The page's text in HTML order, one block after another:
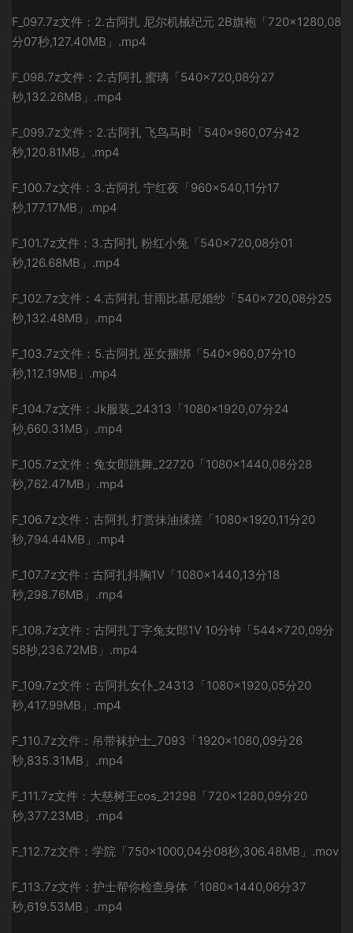
F_097.7z文件：2.古阿扎 尼尔机械纪元 2B旗袍「720×1280,08
分07秒,127.40MB」.mp4
F_098.7z文件：2.古阿扎 蜜璃「540×720,08分27
秒,132.26MB」.mp4
F_099.7z文件：2.古阿扎 飞鸟马时「540×960,07分42
秒,120.81MB」.mp4
F_100.7z文件：3.古阿扎 宁红夜「960×540,11分17
秒,177.17MB」.mp4
F_101.7z文件：3.古阿扎 粉红小兔「540×720,08分01
秒,126.68MB」.mp4
F_102.7z文件：4.古阿扎 甘雨比基尼婚纱「540×720,08分25
秒,132.48MB」.mp4
F_103.7z文件：5.古阿扎 巫女捆绑「540×960,07分10
秒,112.19MB」.mp4
F_104.7z文件：Jk服装_24313「1080×1920,07分24
秒,660.31MB」.mp4
F_105.7z文件：兔女郎跳舞_22720「1080×1440,08分28
秒,762.47MB」.mp4
F_106.7z文件：古阿扎 打赏抹油揉搓「1080×1920,11分20
秒,794.44MB」.mp4
F_107.7z文件：古阿扎抖胸1V「1080×1440,13分18
秒,298.76MB」.mp4
F_108.7z文件：古阿扎丁字兔女郎1V 10分钟「544×720,09分
58秒,236.72MB」.mp4
F_109.7z文件：古阿扎女仆_24313「1080×1920,05分20
秒,417.99MB」.mp4
F_110.7z文件：吊带袜护士_7093「1920×1080,09分26
秒,835.31MB」.mp4
F_111.7z文件：大慈树王cos_21298「720×1280,09分20
秒,377.23MB」.mp4
F_112.7z文件：学院「750×1000,04分08秒,306.48MB」.mov
F_113.7z文件：护士帮你检查身体「1080×1440,06分37
秒,619.53MB」.mp4